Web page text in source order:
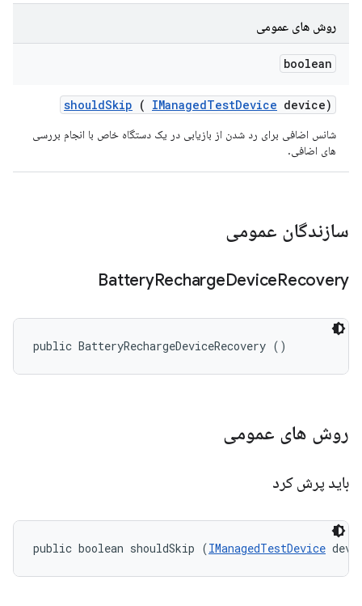
روش های عمومی
boolean
shouldSkip ( IManagedTestDevice device)
شانس اضافی برای رد شدن از بازیابی در یک دستگاه خاص با انجام بررسی
های اضافی.
سازندگان عمومی
BatteryRechargeDeviceRecovery
public BatteryRechargeDeviceRecovery ()
روش های عمومی
باید پرش کرد
public boolean shouldSkip (IManagedTestDevice